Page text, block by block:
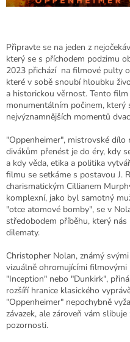
Připravte se na jeden z
který se s příchodem podzimu
2023 přichází na filmové pulty
které v sobě snoubí hloubku
a historickou věrnost. Tento
monumentálním počinem, který
nejvýznamnějších momentů
"Oppenheimer", mistrovské dílo
divákům přenést je do éry, kdy
a kdy věda, etika a politika
filmu se setkáme s postavou J.
charismatickým Cillianem
komplexní, jako byl samotný
"otce atomové bomby", se v
středobodem příběhu, který
dilematy.
Christopher Nolan, známý
vizuálně ohromujícími
"Inception" nebo "Dunkirk",
rozšíří hranice klasického
"Oppenheimer" nepochybně
závazek, ale zároveň vám
pozornosti.